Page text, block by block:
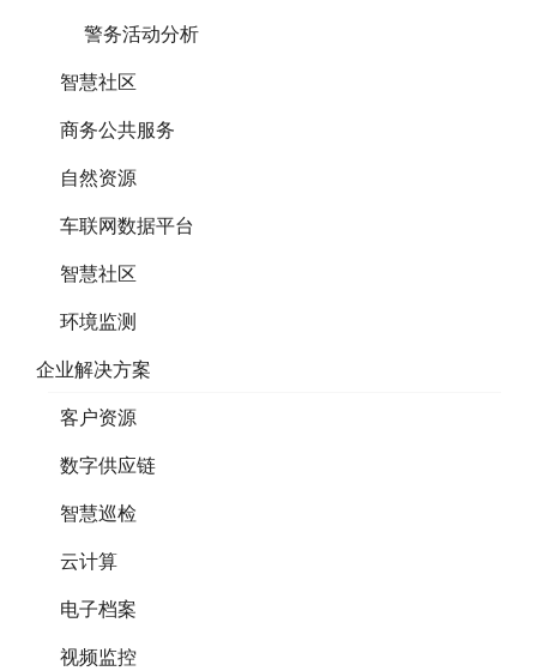
警务活动分析
智慧社区
商务公共服务
自然资源
车联网数据平台
智慧社区
环境监测
企业解决方案
客户资源
数字供应链
智慧巡检
云计算
电子档案
视频监控